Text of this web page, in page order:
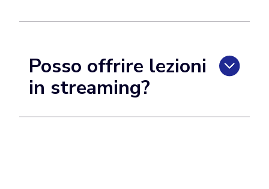
Posso offrire lezioni
in streaming?